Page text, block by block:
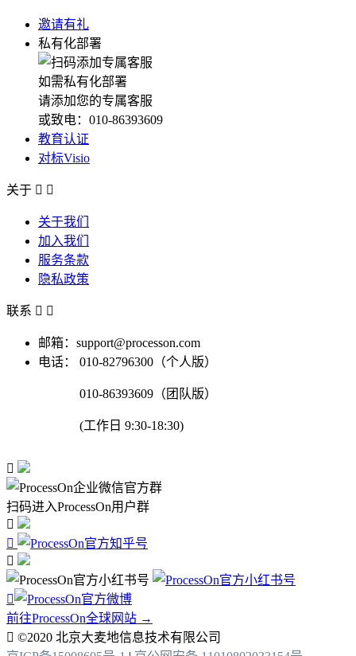
邀请有礼
私有化部署
如需私有化部署
请添加您的专属客服
或致电：010-86393609
教育认证
对标Visio
关于  
关于我们
加入我们
服务条款
隐私政策
联系  
邮箱：support@processon.com
电话：
010-82796300（个人版）
010-86393609（团队版）
(工作日 9:30-18:30)

扫码进入ProcessOn用户群




前往ProcessOn全球网站 →
 ©2020 北京大麦地信息技术有限公司